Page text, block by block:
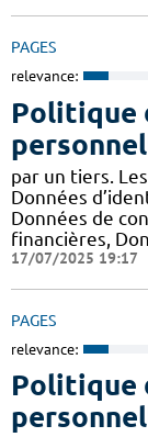
PAGES
relevance:
Politique
par un tiers.
Données
Données de
financières,
17/07/2025 19:17
PAGES
relevance:
Politique